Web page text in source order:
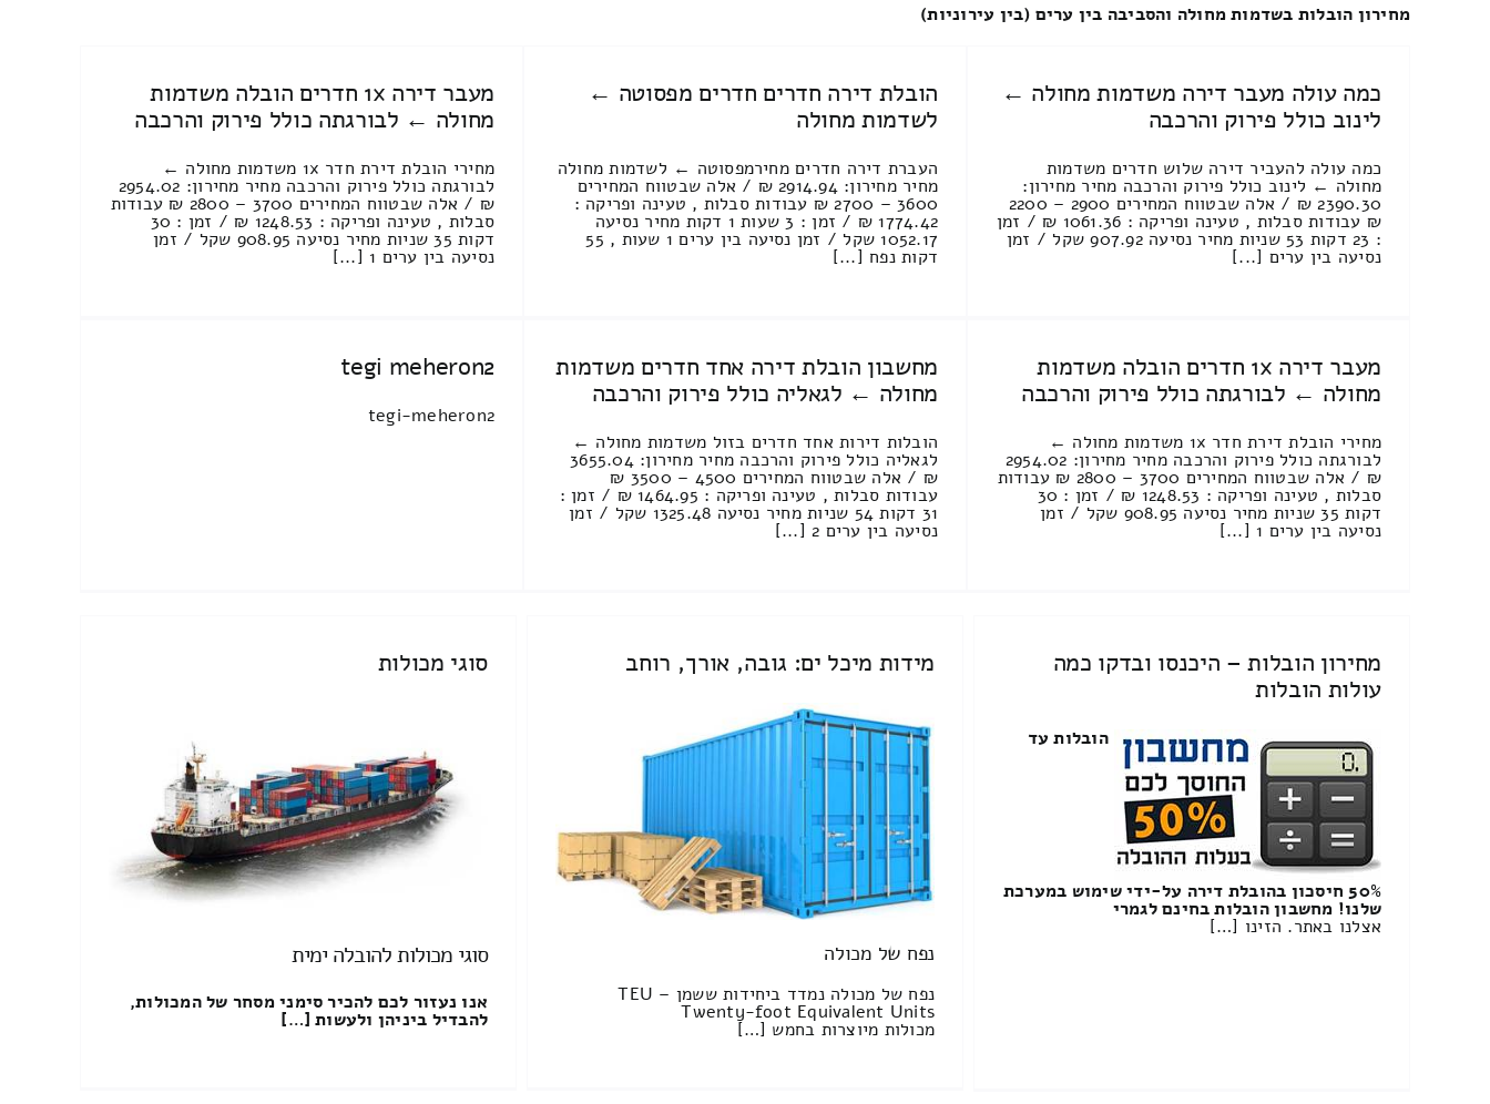
מחירון הובלות בשדמות מחולה והסביבה בין ערים (בין עירוניות)
כמה עולה מעבר דירה משדמות מחולה ←
לינוב כולל פירוק והרכבה
כמה עולה להעביר דירה שלוש חדרים משדמות
מחולה ← לינוב כולל פירוק והרכבה מחיר מחירון:
2390.30 ₪ / אלה שבטווח המחירים 2900 – 2200
₪ עבודות סבלות , טעינה ופריקה : 1061.36 ₪ / זמן
: 23 דקות 53 שניות מחיר נסיעה 907.92 שקל / זמן
נסיעה בין ערים [...]
הובלת דירה חדרים חדרים מפסוטה ←
לשדמות מחולה
העברת דירה חדרים מחירמפסוטה ← לשדמות מחולה
מחיר מחירון: 2914.94 ₪ / אלה שבטווח המחירים
3600 – 2700 ₪ עבודות סבלות , טעינה ופריקה :
1774.42 ₪ / זמן : 3 שעות 1 דקות מחיר נסיעה
1052.17 שקל / זמן נסיעה בין ערים 1 שעות , 55
דקות נפח [...]
מעבר דירה 1x חדרים הובלה משדמות
מחולה ← לבורגתה כולל פירוק והרכבה
מחירי הובלת דירת חדר 1x משדמות מחולה ←
לבורגתה כולל פירוק והרכבה מחיר מחירון: 2954.02
₪ / אלה שבטווח המחירים 3700 – 2800 ₪ עבודות
סבלות , טעינה ופריקה : 1248.53 ₪ / זמן : 30
דקות 35 שניות מחיר נסיעה 908.95 שקל / זמן
נסיעה בין ערים 1 [...]
מעבר דירה 1x חדרים הובלה משדמות
מחולה ← לבורגתה כולל פירוק והרכבה
מחירי הובלת דירת חדר 1x משדמות מחולה ←
לבורגתה כולל פירוק והרכבה מחיר מחירון: 2954.02
₪ / אלה שבטווח המחירים 3700 – 2800 ₪ עבודות
סבלות , טעינה ופריקה : 1248.53 ₪ / זמן : 30
דקות 35 שניות מחיר נסיעה 908.95 שקל / זמן
נסיעה בין ערים 1 [...]
מחשבון הובלת דירה אחד חדרים משדמות
מחולה ← לגאליה כולל פירוק והרכבה
הובלות דירות אחד חדרים בזול משדמות מחולה ←
לגאליה כולל פירוק והרכבה מחיר מחירון: 3655.04
₪ / אלה שבטווח המחירים 4500 – 3500 ₪
עבודות סבלות , טעינה ופריקה : 1464.95 ₪ / זמן :
31 דקות 54 שניות מחיר נסיעה 1325.48 שקל / זמן
נסיעה בין ערים 2 [...]
tegi meheron2
tegi-meheron2
מחירון הובלות – היכנסו ובדקו כמה
עולות הובלות
הובלות עד
50% חיסכון בהובלת דירה על-ידי שימוש במערכת
שלנו! מחשבון הובלות בחינם לגמרי
אצלנו באתר. הזינו […]
מידות מיכל ים: גובה, אורך, רוחב
נפח של מכולה
נפח של מכולה נמדד ביחידות ששמן TEU –
Twenty-foot Equivalent Units
מכולות מיוצרות בחמש […]
סוגי מכולות
סוגי מכולות להובלה ימית
אנו נעזור לכם להכיר סימני מסחר של המכולות,
להבדיל ביניהן ולעשות […]